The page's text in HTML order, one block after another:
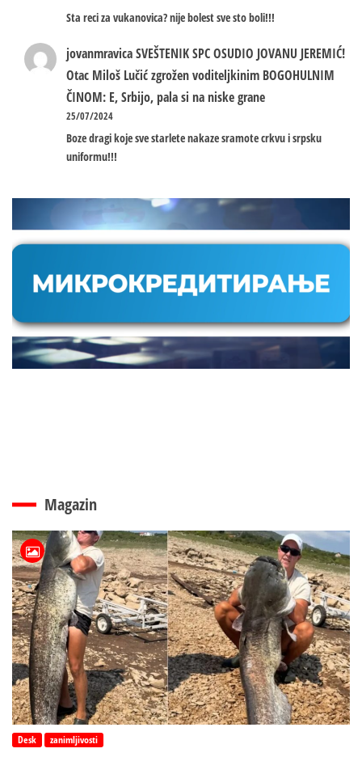
Sta reci za vukanovica? nije bolest sve sto boli!!!
jovanmravicaSVEŠTENIK SPC OSUDIO JOVANU JEREMIĆ!
Otac Miloš Lučić zgrožen voditeljkinim BOGOHULNIM
ČINOM: E, Srbijo, pala si na niske grane
25/07/2024
Boze dragi koje sve starlete nakaze sramote crkvu i srpsku
uniformu!!!
Magazin
Desk zanimljivosti